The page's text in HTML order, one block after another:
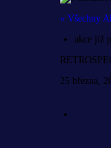
« Všechny
akce již
25 března,